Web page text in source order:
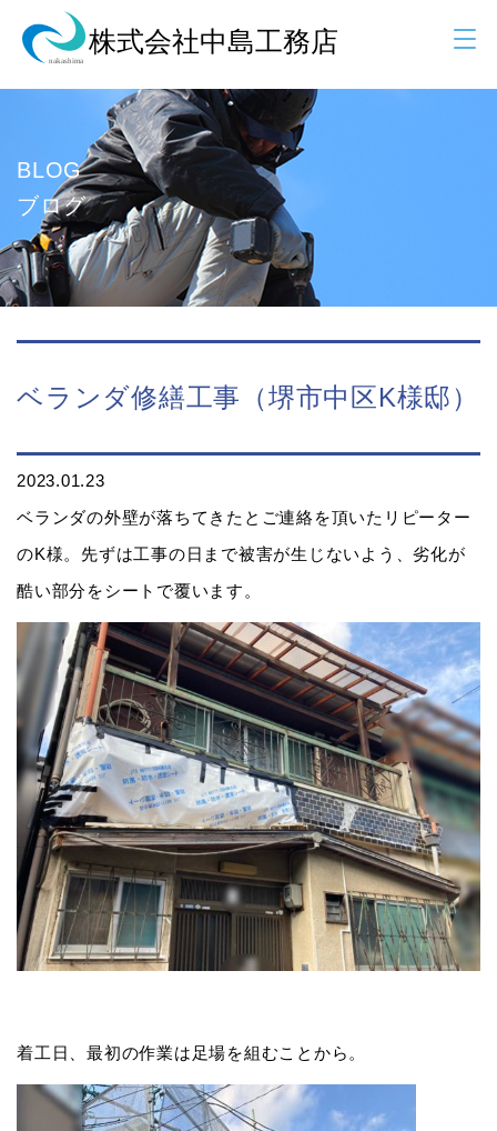
BLOG
ブログ
ベランダ修繕工事（堺市中区K様邸）
2023.01.23
ベランダの外壁が落ちてきたとご連絡を頂いたリピーター
のK様。先ずは工事の日まで被害が生じないよう、劣化が
酷い部分をシートで覆います。
着工日、最初の作業は足場を組むことから。